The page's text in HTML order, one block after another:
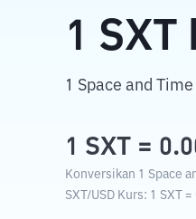
1 SXT
1 Space and
1 SXT =
Konversikan 1 Space
SXT /USD Kurs: 1 SXT =